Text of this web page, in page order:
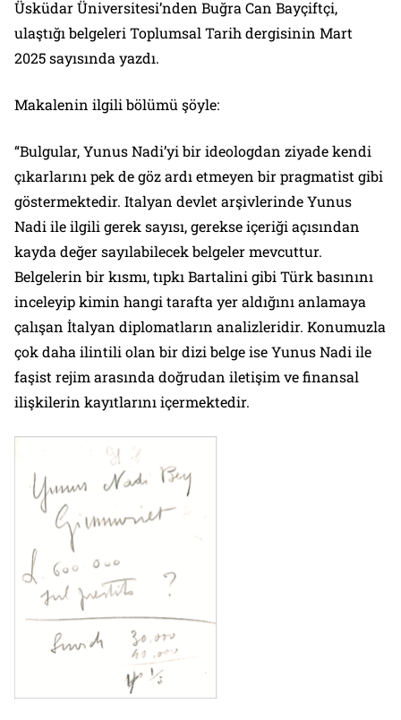
Üsküdar Üniversitesi’nden Buğra Can Bayçiftçi,
ulaştığı belgeleri Toplumsal Tarih dergisinin Mart
2025 sayısında yazdı.
Makalenin ilgili bölümü şöyle:
“Bulgular, Yunus Nadi’yi bir ideologdan ziyade kendi
çıkarlarını pek de göz ardı etmeyen bir pragmatist gibi
göstermektedir. Italyan devlet arşivlerinde Yunus
Nadi ile ilgili gerek sayısı, gerekse içeriği açısından
kayda değer sayılabilecek belgeler mevcuttur.
Belgelerin bir kısmı, tıpkı Bartalini gibi Türk basınını
inceleyip kimin hangi tarafta yer aldığını anlamaya
çalışan İtalyan diplomatların analizleridir. Konumuzla
çok daha ilintili olan bir dizi belge ise Yunus Nadi ile
faşist rejim arasında doğrudan iletişim ve finansal
ilişkilerin kayıtlarını içermektedir.